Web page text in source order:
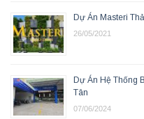
Dự Án Masteri
26/05/2021
Dự Án Hệ Thống
Tân
07/06/2024